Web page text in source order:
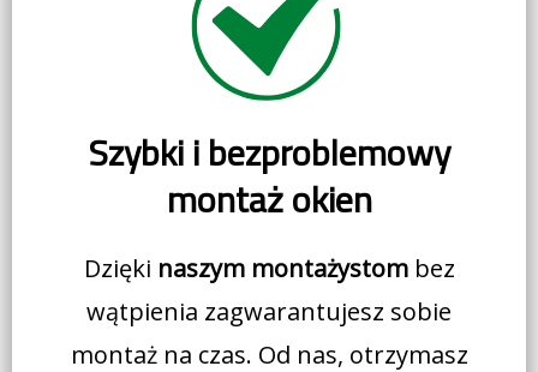
Szybki i bezproblemowy
montaż okien
Dzięki naszym montażystombez
wątpienia zagwarantujesz sobie
montaż na czas. Od nas, otrzymasz